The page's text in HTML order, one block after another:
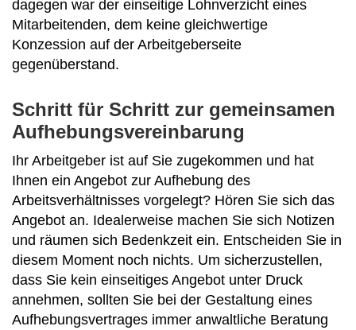
dagegen war der einseitige Lohnverzicht eines
Mitarbeitenden, dem keine gleichwertige
Konzession auf der Arbeitgeberseite
gegenüberstand.
Schritt für Schritt zur gemeinsamen
Aufhebungsvereinbarung
Ihr Arbeitgeber ist auf Sie zugekommen und hat
Ihnen ein Angebot zur Aufhebung des
Arbeitsverhältnisses vorgelegt? Hören Sie sich das
Angebot an. Idealerweise machen Sie sich Notizen
und räumen sich Bedenkzeit ein. Entscheiden Sie in
diesem Moment noch nichts. Um sicherzustellen,
dass Sie kein einseitiges Angebot unter Druck
annehmen, sollten Sie bei der Gestaltung eines
Aufhebungsvertrages immer anwaltliche Beratung